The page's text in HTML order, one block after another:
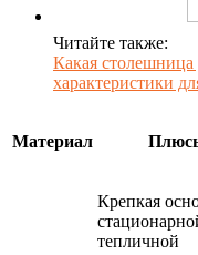
Читайте также:
Какая
характеристики
Материал
Крепкая
тепличной